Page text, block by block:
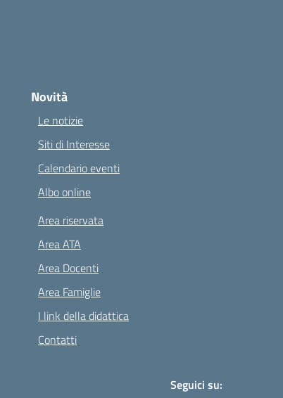
Novità
Le notizie
Siti di Interesse
Calendario eventi
Albo online
Area riservata
Area ATA
Area Docenti
Area Famiglie
I link della didattica
Contatti
Seguici su: